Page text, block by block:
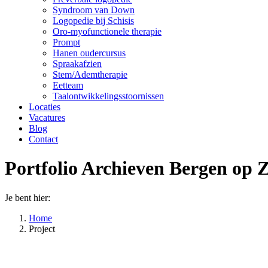
Syndroom van Down
Logopedie bij Schisis
Oro-myofunctionele therapie
Prompt
Hanen oudercursus
Spraakafzien
Stem/Ademtherapie
Eetteam
Taalontwikkelingsstoornissen
Locaties
Vacatures
Blog
Contact
Portfolio Archieven Bergen op
Je bent hier:
Home
Project